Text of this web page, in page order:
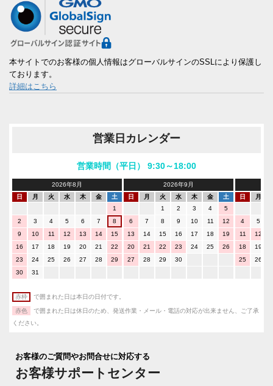
本サイトでのお客様の個人情報はグローバルサインのSSLにより保護し
ております。
詳細はこちら
営業日カレンダー
営業時間（平日） 9:30～18:00
2026年8月
日
月 火 水 木 金
土
1
2
3 4 5 6 7
8
9
10 11 12 13 14
15
16
17 18 19 20 21
22
23
24 25 26 27 28
29
30
31
2026年9月
日
月 火 水 木 金
土
1
2 3 4
5
6
7 8 9 10 11
12
13
14 15 16 17 18
19
20
21 22 23 24 25
26
27
28 29 30
日 月
4 5
11
12
18
19
25
26
赤枠 で囲まれた日は本日の日付です。
赤色
で囲まれた日は休日のため、発送作業・メール・電話の対応が出来ません、ご了承
ください。
お客様のご質問やお問合せに対応する
お客様サポートセンター